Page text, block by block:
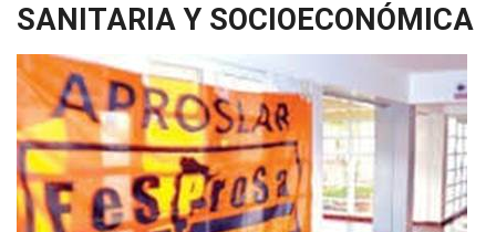
SANITARIA Y SOCIOECONÓMICA